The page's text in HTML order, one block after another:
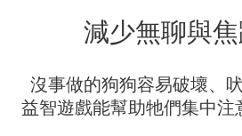
減少無聊與
沒事做的狗狗容易破壞、
益智遊戲能幫助牠們集中注